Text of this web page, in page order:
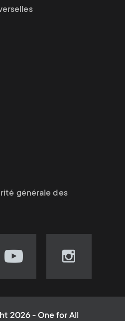
générale des
Visit
(opens
Visit
(opens
2026 - One for All